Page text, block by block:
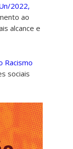
2022,
ao
alcance e
Racismo
sociais